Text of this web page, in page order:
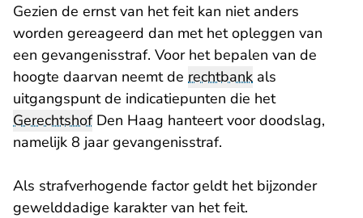
Gezien de ernst van het feit kan niet anders
worden gereageerd dan met het opleggen van
een gevangenisstraf. Voor het bepalen van de
hoogte daarvan neemt de rechtbank als
uitgangspunt de indicatiepunten die het
GerechtshofDen Haag hanteert voor doodslag,
namelijk 8 jaar gevangenisstraf.
Als strafverhogende factor geldt het bijzonder
gewelddadige karakter van het feit.